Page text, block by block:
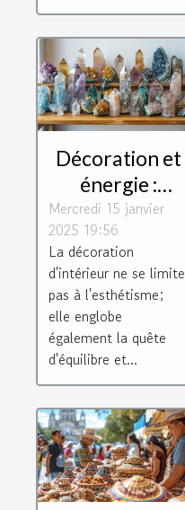
Décoration et
énergie :
harmoniser
votre espace
avec des
minéraux
Mercredi 15 janvier
2025 19:56
La décoration
d'intérieur ne se limite
pas à l'esthétisme;
elle englobe
également la quête
d'équilibre et...